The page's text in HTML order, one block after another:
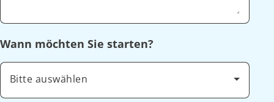
Wann möchten Sie starten?
Bitte auswählen